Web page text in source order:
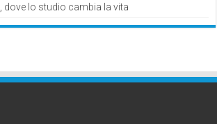
lo studio cambia la vita